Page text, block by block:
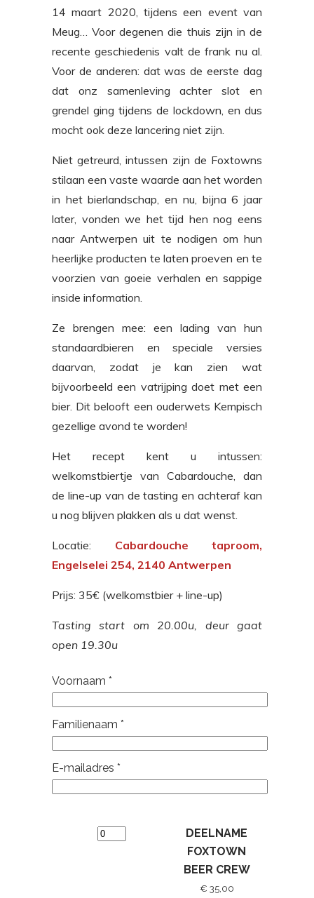
14 maart 2020, tijdens een event van
Meug… Voor degenen die thuis zijn in de
recente geschiedenis valt de frank nu al.
Voor de anderen: dat was de eerste dag
dat onz samenleving achter slot en
grendel ging tijdens de lockdown, en dus
mocht ook deze lancering niet zijn.
Niet getreurd, intussen zijn de Foxtowns
stilaan een vaste waarde aan het worden
in het bierlandschap, en nu, bijna 6 jaar
later, vonden we het tijd hen nog eens
naar Antwerpen uit te nodigen om hun
heerlijke producten te laten proeven en te
voorzien van goeie verhalen en sappige
inside information.
Ze brengen mee: een lading van hun
standaardbieren en speciale versies
daarvan, zodat je kan zien wat
bijvoorbeeld een vatrijping doet met een
bier. Dit belooft een ouderwets Kempisch
gezellige avond te worden!
Het recept kent u intussen:
welkomstbiertje van Cabardouche, dan
de line-up van de tasting en achteraf kan
u nog blijven plakken als u dat wenst.
Locatie: Cabardouche taproom,
Engelselei 254, 2140 Antwerpen
Prijs: 35€ (welkomstbier + line-up)
Tasting start om 20.00u, deur gaat
open 19.30u
Voornaam *
Familienaam *
E-mailadres *
DEELNAME
FOXTOWN
BEER CREW
€ 35,00